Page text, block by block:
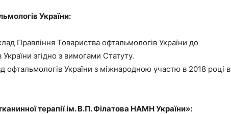
України:
Правління Товариства офтальмологів України до
згідно з вимогами Статуту.
офтальмологів України з міжнародною участю в 2018 році в
терапії ім. В.П. Філатова НАМН України»: